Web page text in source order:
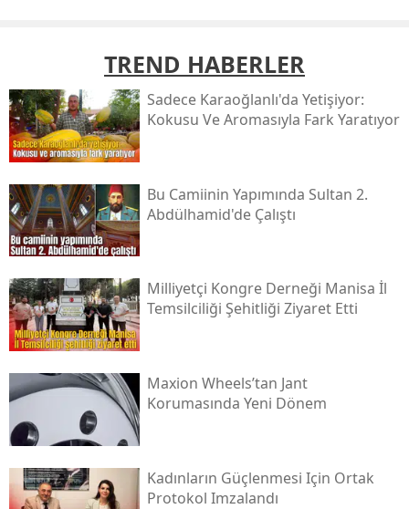
TREND HABERLER
Sadece Karaoğlanlı'da Yetişiyor:
Kokusu Ve Aromasıyla Fark Yaratıyor
Bu Camiinin Yapımında Sultan 2.
Abdülhamid'de Çalıştı
Milliyetçi Kongre Derneği Manisa İl
Temsilciliği Şehitliği Ziyaret Etti
Maxion Wheels’tan Jant
Korumasında Yeni Dönem
Kadınların Güçlenmesi Için Ortak
Protokol Imzalandı